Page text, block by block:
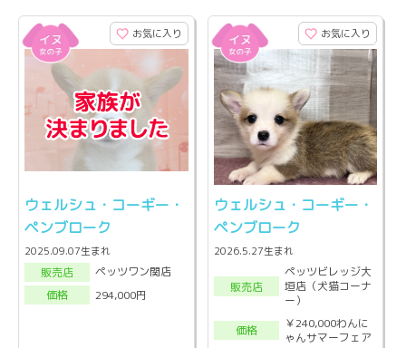
お気に入り
ウェルシュ・コーギー・
ペンブローク
2025.09.07生まれ
販売店
ペッツワン関店
価格
294,000円
お気に入り
ウェルシュ・コーギー・
ペンブローク
2026.5.27生まれ
販売店
ペッツビレッジ大
垣店（犬猫コーナ
ー）
価格
￥240,000わんに
ゃんサマーフェア